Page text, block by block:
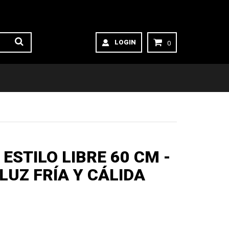
LOGIN 0
LIBRE 60 CM -
FRÍA Y CÁLIDA